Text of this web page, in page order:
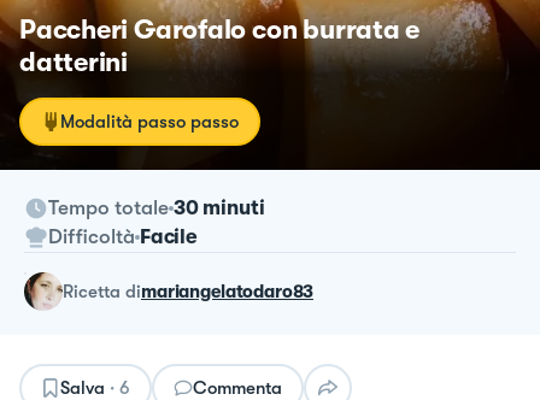
Paccheri Garofalo con burrata e
datterini
Modalità passo passo
Tempo totale 30 minuti
Difficoltà Facile
ricetta dimariangelatodaro83
Salva · 6 Commenta